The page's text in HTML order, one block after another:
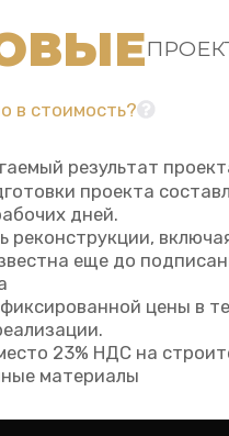
в стоимость?
результат
проекта
дней.
реконструкции,
еще до
цены в
23% НДС на
материалы